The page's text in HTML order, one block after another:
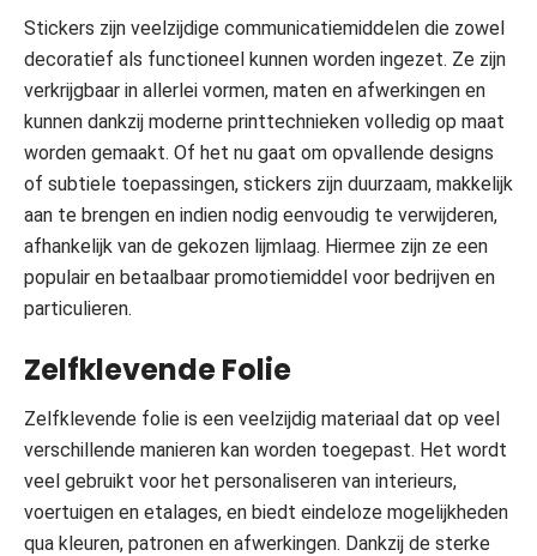
Stickers zijn veelzijdige communicatiemiddelen die zowel
decoratief als functioneel kunnen worden ingezet. Ze zijn
verkrijgbaar in allerlei vormen, maten en afwerkingen en
kunnen dankzij moderne printtechnieken volledig op maat
worden gemaakt. Of het nu gaat om opvallende designs
of subtiele toepassingen, stickers zijn duurzaam, makkelijk
aan te brengen en indien nodig eenvoudig te verwijderen,
afhankelijk van de gekozen lijmlaag. Hiermee zijn ze een
populair en betaalbaar promotiemiddel voor bedrijven en
particulieren.
Zelfklevende Folie
Zelfklevende folie is een veelzijdig materiaal dat op veel
verschillende manieren kan worden toegepast. Het wordt
veel gebruikt voor het personaliseren van interieurs,
voertuigen en etalages, en biedt eindeloze mogelijkheden
qua kleuren, patronen en afwerkingen. Dankzij de sterke